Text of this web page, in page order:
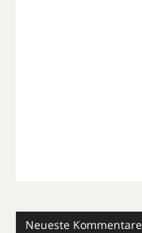
Neueste Kommentare